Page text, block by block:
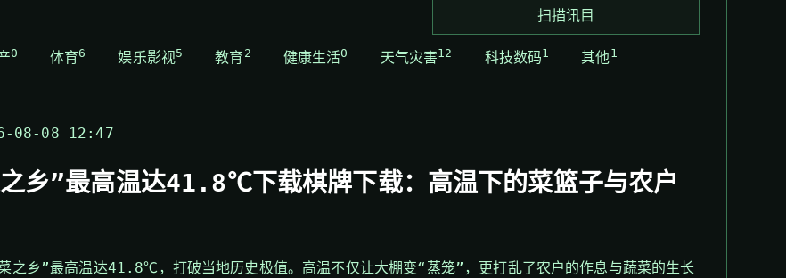
扫描讯目
0 体育6 娱乐影视5 教育 2 健康生活0 天气灾害12 科技数码1 其他1
08-08 12:47
乡”最高温达41.8℃下载棋牌下载：高温下的菜篮子与农户
之乡”最高温达41.8℃，打破当地历史极值。高温不仅让大棚变“蒸笼”，更打乱了农户的作息与蔬菜的生长